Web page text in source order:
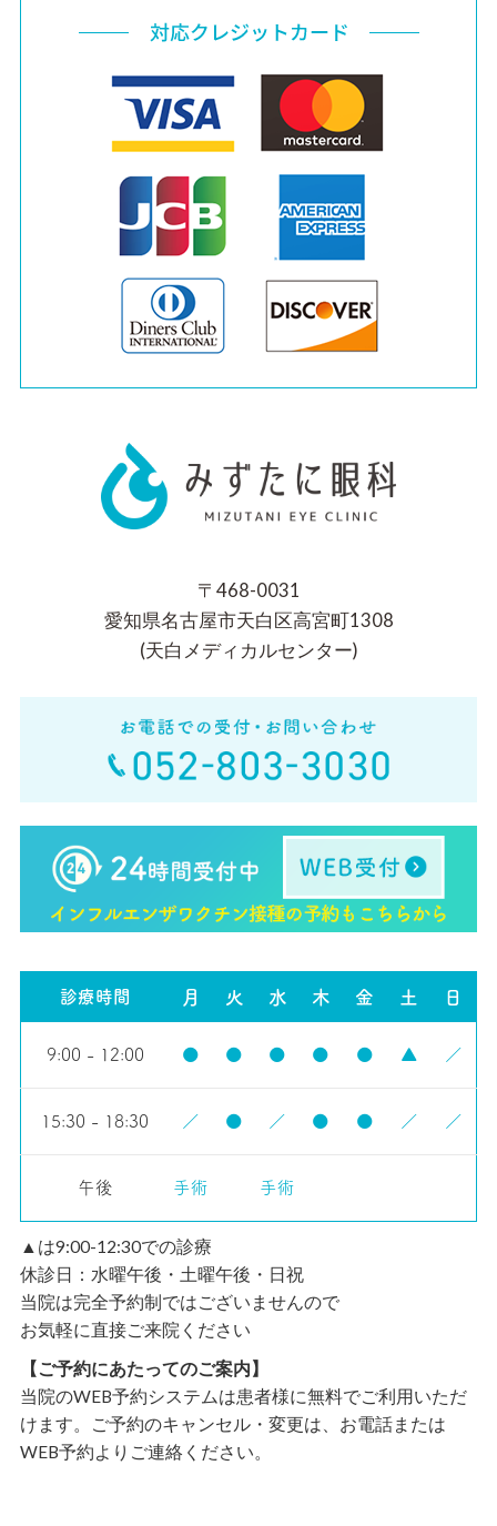
〒468-0031
愛知県名古屋市天白区高宮町1308
(天白メディカルセンター)
診療時間 月 火 水 木 金 土 日
9:00 - 12:00 ● ● ● ● ● ▲ ／
15:30 - 18:30 ／ ● ／ ● ● ／ ／
午後 手術 手術
▲は9:00-12:30での診療
休診日：水曜午後・土曜午後・日祝
当院は完全予約制ではございませんので
お気軽に直接ご来院ください
【ご予約にあたってのご案内】
当院のWEB予約システムは患者様に無料でご利用いただ
けます。ご予約のキャンセル・変更は、お電話または
WEB予約よりご連絡ください。